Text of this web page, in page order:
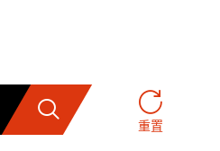
搜索
重置